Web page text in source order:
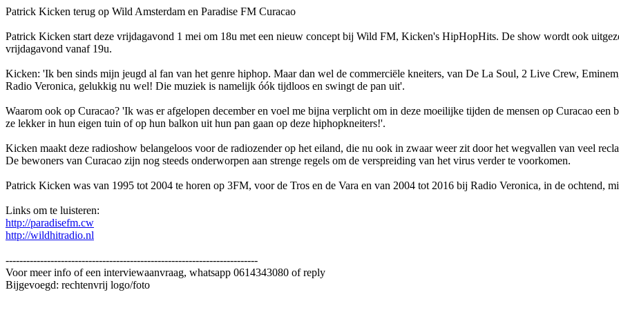
Patrick Kicken terug op Wild Amsterdam en Paradise FM Curacao
Patrick Kicken start deze vrijdagavond 1 mei om 18u met een nieuw concept bij Wild FM, Kicken's HipHopHits. De show wordt ook
vrijdagavond vanaf 19u.
Kicken: 'Ik ben sinds mijn jeugd al fan van het genre hiphop. Maar dan wel de commerciële kneiters, van De La Soul, 2 Live Crew,
Radio Veronica, gelukkig nu wel! Die muziek is namelijk óók tijdloos en swingt de pan uit'.
Waarom ook op Curacao? 'Ik was er afgelopen december en voel me bijna verplicht om in deze moeilijke tijden de mensen op Curacao een
ze lekker in hun eigen tuin of op hun balkon uit hun pan gaan op deze hiphopkneiters!'.
Kicken maakt deze radioshow belangeloos voor de radiozender op het eiland, die nu ook in zwaar weer zit door het wegvallen van veel
De bewoners van Curacao zijn nog steeds onderworpen aan strenge regels om de verspreiding van het virus verder te voorkomen.
Patrick Kicken was van 1995 tot 2004 te horen op 3FM, voor de Tros en de Vara en van 2004 tot 2016 bij Radio Veronica, in de ochtend,
Links om te luisteren:
http://paradisefm.cw
http://wildhitradio.nl
-------------------------------------------------------------------------
Voor meer info of een interviewaanvraag, whatsapp 0614343080 of reply
Bijgevoegd: rechtenvrij logo/foto